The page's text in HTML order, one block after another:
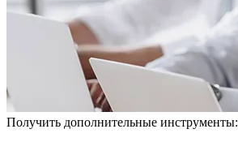
Получить дополнительные инструменты: